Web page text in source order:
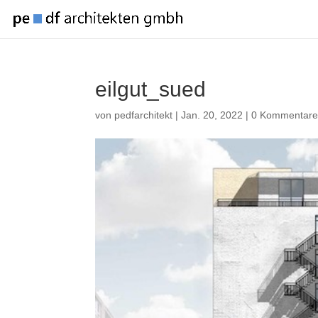
eilgut_sued
von pedfarchitekt |Jan. 20, 2022 |0 Kommentare